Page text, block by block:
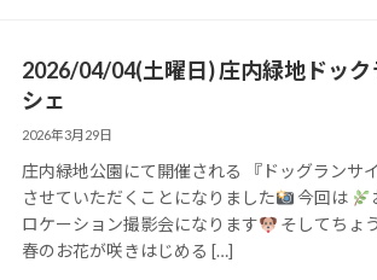
2026/04/04(土曜日) 庄内緑地ドッ
シェ
2026年3月29日
庄内緑地公園にて開催される 『ドッグランサ
させていただくことになりました
今回は
ロケーション撮影会になります
そしてちょ
春のお花が咲きはじめる […]